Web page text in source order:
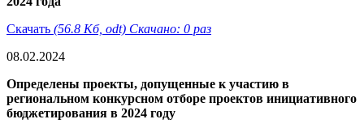
Скачать (56.8 Кб, odt) Скачано: 0 раз
08.02.2024
Определены проекты, допущенные к участию в
региональном конкурсном отборе проектов инициативного
бюджетирования в 2024 году